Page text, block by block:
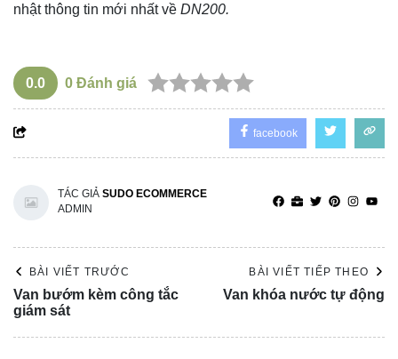
nhật thông tin mới nhất về DN200.
0.0 0 Đánh giá
facebook
TÁC GIẢ SUDO ECOMMERCE
ADMIN
BÀI VIẾT TRƯỚC
Van bướm kèm công tắc
giám sát
BÀI VIẾT TIẾP THEO
Van khóa nước tự động